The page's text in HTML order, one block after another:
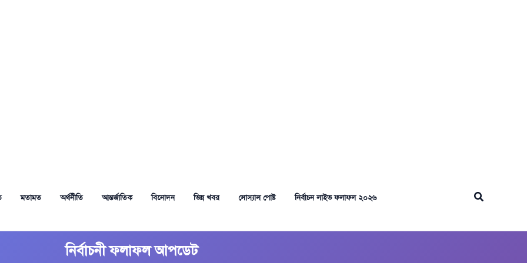
মতামত অর্থনীতি আন্তর্জাতিক বিনোদন ভিন্ন খবর সোস্যাল পোষ্ট নির্বাচন লাইভ ফলাফল ২০২৬ Search
নির্বাচনী ফলাফল আপডেট